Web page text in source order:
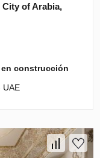
of Arabia,
en construcción
UAE